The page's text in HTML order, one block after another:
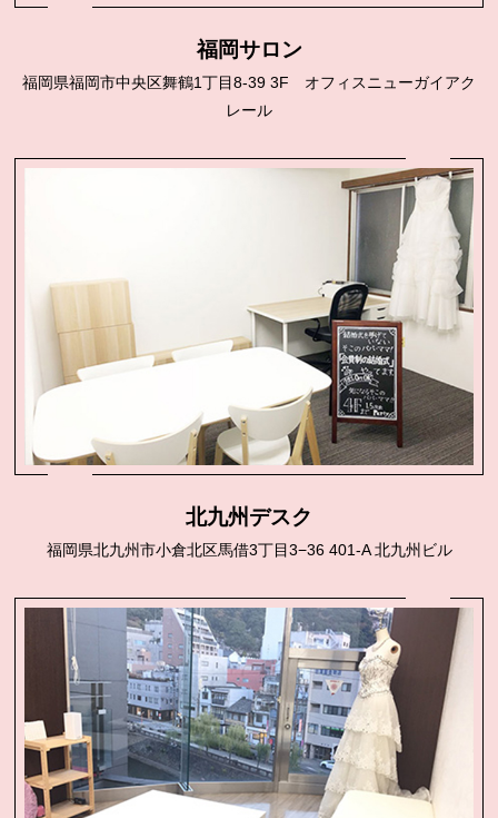
福岡サロン
福岡県福岡市中央区舞鶴1丁目8-39 3F オフィスニューガイアク
レール
北九州デスク
福岡県北九州市小倉北区馬借3丁目3−36 401-A 北九州ビル